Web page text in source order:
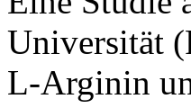
Universität
L-Arginin